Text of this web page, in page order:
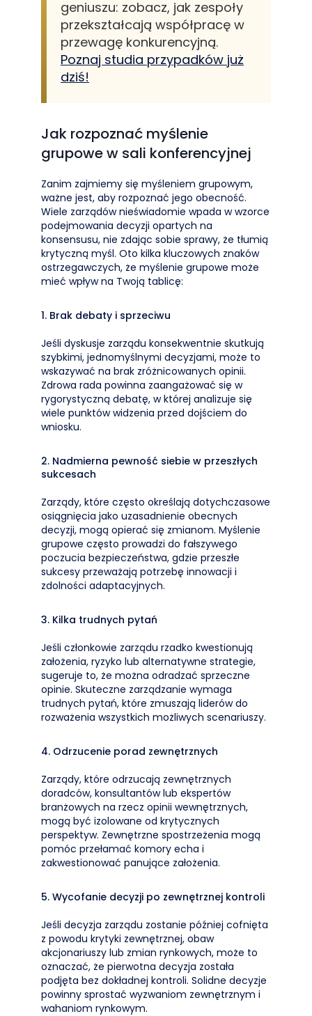
geniuszu: zobacz, jak zespoły
przekształcają współpracę w
przewagę konkurencyjną.
Poznaj studia przypadków już
dziś!
Jak rozpoznać myślenie
grupowe w sali konferencyjnej
Zanim zajmiemy się myśleniem grupowym,
ważne jest, aby rozpoznać jego obecność.
Wiele zarządów nieświadomie wpada w wzorce
podejmowania decyzji opartych na
konsensusu, nie zdając sobie sprawy, że tłumią
krytyczną myśl. Oto kilka kluczowych znaków
ostrzegawczych, że myślenie grupowe może
mieć wpływ na Twoją tablicę:
1. Brak debaty i sprzeciwu
Jeśli dyskusje zarządu konsekwentnie skutkują
szybkimi, jednomyślnymi decyzjami, może to
wskazywać na brak zróżnicowanych opinii.
Zdrowa rada powinna zaangażować się w
rygorystyczną debatę, w której analizuje się
wiele punktów widzenia przed dojściem do
wniosku.
2. Nadmierna pewność siebie w przeszłych
sukcesach
Zarządy, które często określają dotychczasowe
osiągnięcia jako uzasadnienie obecnych
decyzji, mogą opierać się zmianom. Myślenie
grupowe często prowadzi do fałszywego
poczucia bezpieczeństwa, gdzie przeszłe
sukcesy przeważają potrzebę innowacji i
zdolności adaptacyjnych.
3. Kilka trudnych pytań
Jeśli członkowie zarządu rzadko kwestionują
założenia, ryzyko lub alternatywne strategie,
sugeruje to, że można odradzać sprzeczne
opinie. Skuteczne zarządzanie wymaga
trudnych pytań, które zmuszają liderów do
rozważenia wszystkich możliwych scenariuszy.
4. Odrzucenie porad zewnętrznych
Zarządy, które odrzucają zewnętrznych
doradców, konsultantów lub ekspertów
branżowych na rzecz opinii wewnętrznych,
mogą być izolowane od krytycznych
perspektyw. Zewnętrzne spostrzeżenia mogą
pomóc przełamać komory echa i
zakwestionować panujące założenia.
5. Wycofanie decyzji po zewnętrznej kontroli
Jeśli decyzja zarządu zostanie później cofnięta
z powodu krytyki zewnętrznej, obaw
akcjonariuszy lub zmian rynkowych, może to
oznaczać, że pierwotna decyzja została
podjęta bez dokładnej kontroli. Solidne decyzje
powinny sprostać wyzwaniom zewnętrznym i
wahaniom rynkowym.